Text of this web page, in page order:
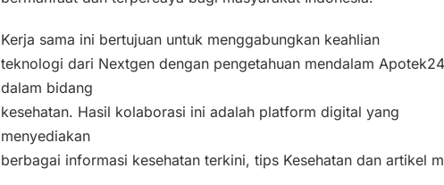
Kerja sama ini bertujuan untuk menggabungkan keahlian
teknologi dari Nextgen dengan pengetahuan mendalam
dalam bidang
kesehatan. Hasil kolaborasi ini adalah platform digital yang
menyediakan
berbagai informasi kesehatan terkini, tips Kesehatan dan artikel